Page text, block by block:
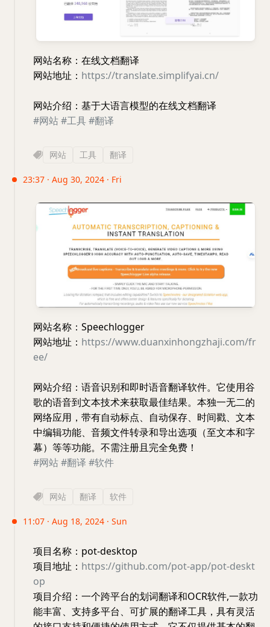
网站名称：在线文档翻译
网站地址： https://translate.simplifyai.cn/
网站介绍：基于大语言模型的在线文档翻译
#网站#工具#翻译
网站 工具 翻译
23:37 · Aug 30, 2024 · Fri
网站名称：Speechlogger
网站地址： https://www.duanxinhongzhaji.com/fr
ee/
网站介绍：语音识别和即时语音翻译软件。它使用谷
歌的语音到文本技术来获取最佳结果。本独一无二的
网络应用，带有自动标点、自动保存、时间戳、文本
中编辑功能、音频文件转录和导出选项（至文本和字
幕）等等功能。不需注册且完全免费！
#网站#翻译 #软件
网站 翻译 软件
11:07 · Aug 18, 2024 · Sun
项目名称：pot-desktop
项目地址： https://github.com/pot-app/pot-deskt
op
项目介绍：一个跨平台的划词翻译和OCR软件,一款功
能丰富、支持多平台、可扩展的翻译工具，具有灵活